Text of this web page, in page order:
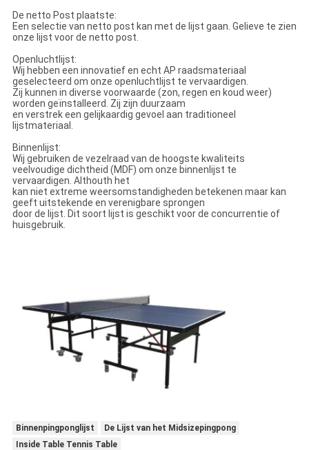
De netto Post plaatste:
Een selectie van netto post kan met de lijst gaan. Gelieve te zien
onze lijst voor de netto post.
Openluchtlijst:
Wij hebben een innovatief en echt AP raadsmateriaal
geselecteerd om onze openluchtlijst te vervaardigen.
Zij kunnen in diverse voorwaarde (zon, regen en koud weer)
worden geïnstalleerd. Zij zijn duurzaam
en verstrek een gelijkaardig gevoel aan traditioneel
lijstmateriaal.
Binnenlijst:
Wij gebruiken de vezelraad van de hoogste kwaliteits
veelvoudige dichtheid (MDF) om onze binnenlijst te
vervaardigen. Althouth het
kan niet extreme weersomstandigheden betekenen maar kan
geeft uitstekende en verenigbare sprongen
door de lijst. Dit soort lijst is geschikt voor de concurrentie of
huisgebruik.
Binnenpingponglijst
De Lijst van het Midsizepingpong
Inside Table Tennis Table